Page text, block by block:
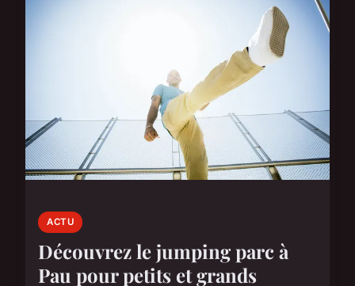
ACTU
Découvrez le jumping parc à
Pau pour petits et grands